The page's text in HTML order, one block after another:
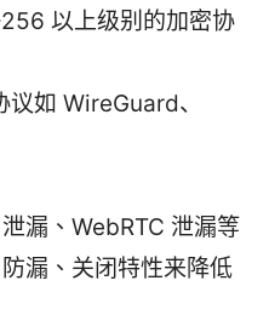
以上级别的加密协
如 WireGuard、
漏、WebRTC 泄漏等
漏、关闭特性来降低